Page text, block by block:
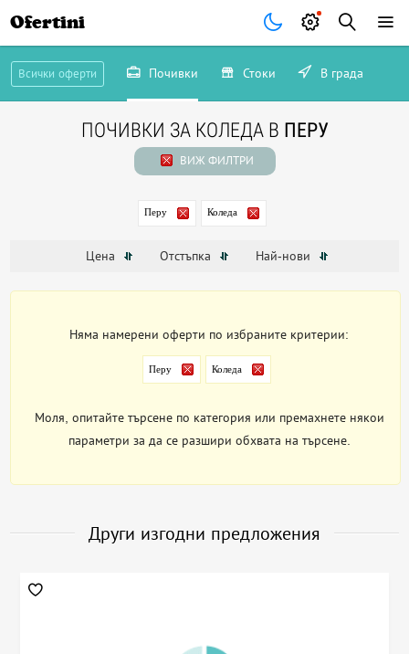
Ofertini
Всички оферти Почивки Стоки В града
ПОЧИВКИ ЗА КОЛЕДА В ПЕРУ
ВИЖ ФИЛТРИ
Перу Коледа
Цена Отстъпка Най-нови
Няма намерени оферти по избраните критерии:
Перу Коледа
Моля, опитайте търсене по категория или премахнете някои
параметри за да се разшири обхвата на търсене.
Други изгодни предложения